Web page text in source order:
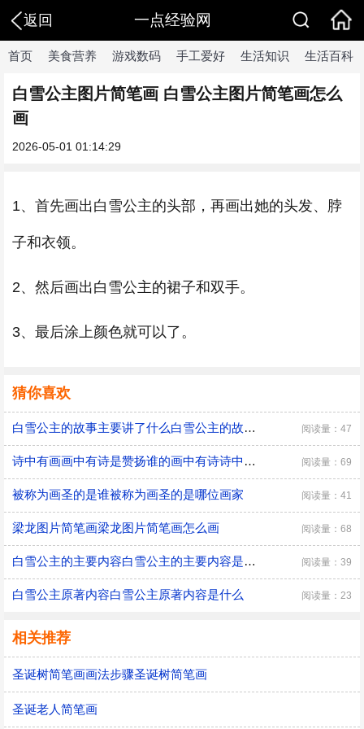
返回 一点经验网
首页 美食营养 游戏数码 手工爱好 生活知识 生活百科
白雪公主图片简笔画 白雪公主图片简笔画怎么
画
2026-05-01 01:14:29
1、首先画出白雪公主的头部，再画出她的头发、脖
子和衣领。
2、然后画出白雪公主的裙子和双手。
3、最后涂上颜色就可以了。
猜你喜欢
白雪公主的故事主要讲了什么白雪公主的故事讲了什么 阅读量：47
诗中有画画中有诗是赞扬谁的画中有诗诗中有画是哪位诗人 阅读量：69
被称为画圣的是谁被称为画圣的是哪位画家 阅读量：41
梁龙图片简笔画梁龙图片简笔画怎么画 阅读量：68
白雪公主的主要内容白雪公主的主要内容是什么 阅读量：39
白雪公主原著内容白雪公主原著内容是什么 阅读量：23
相关推荐
圣诞树简笔画画法步骤圣诞树简笔画
圣诞老人简笔画